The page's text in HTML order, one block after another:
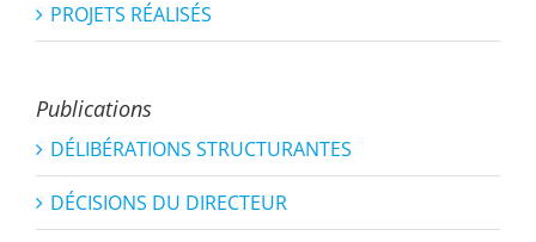
PROJETS RÉALISÉS
Publications
DÉLIBÉRATIONS STRUCTURANTES
DÉCISIONS DU DIRECTEUR